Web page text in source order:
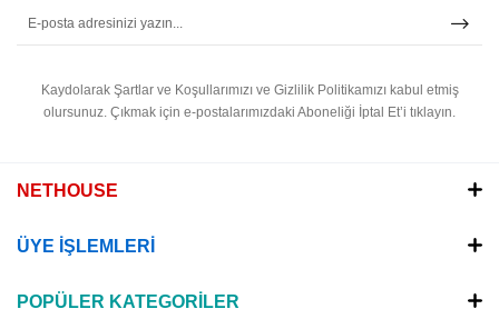
Kaydolarak Şartlar ve Koşullarımızı ve Gizlilik Politikamızı kabul etmiş
olursunuz. Çıkmak için e-postalarımızdaki Aboneliği İptal Et’i tıklayın.
NETHOUSE
ÜYE İŞLEMLERİ
POPÜLER KATEGORİLER